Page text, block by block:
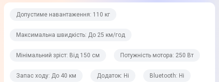
Задня
Пересування
Допустиме навантаження: 110 кг
Максимальна швидкість: До 25 км/год
Мінімальний зріст: Від 150 см Потужність мотора: 250 Вт
Запас ходу: До 40 км Додаток: Ні Bluetooth: Ні